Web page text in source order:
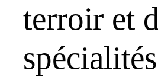
terroir et